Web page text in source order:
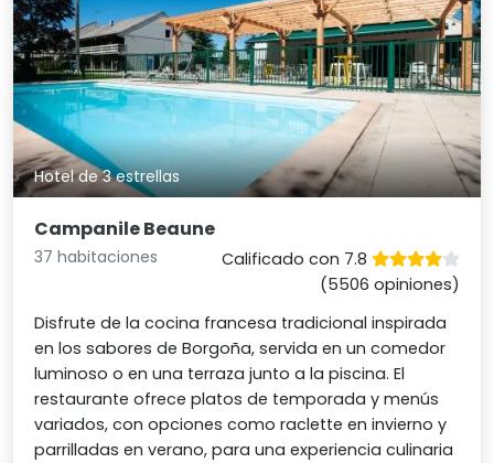
Hotel de 3 estrellas
Campanile Beaune
37 habitaciones
Calificado con 7.8
(5506 opiniones)
Disfrute de la cocina francesa tradicional inspirada
en los sabores de Borgoña, servida en un comedor
luminoso o en una terraza junto a la piscina. El
restaurante ofrece platos de temporada y menús
variados, con opciones como raclette en invierno y
parrilladas en verano, para una experiencia culinaria